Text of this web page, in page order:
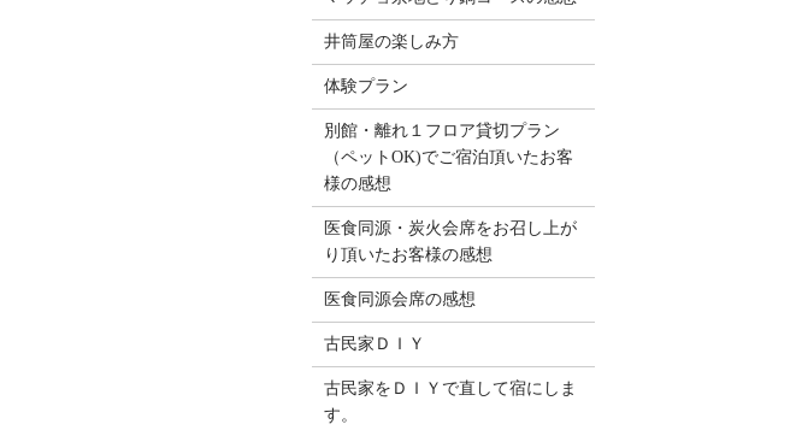
井筒屋の楽しみ方
体験プラン
別館・離れ１フロア貸切プラン
（ペットOK)でご宿泊頂いたお客
様の感想
医食同源・炭火会席をお召し上が
り頂いたお客様の感想
医食同源会席の感想
古民家ＤＩＹ
古民家をＤＩＹで直して宿にしま
す。